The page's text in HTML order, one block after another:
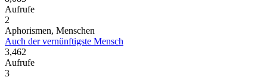
Aufrufe
2
Aphorismen, Menschen
Auch der vernünftigste Mensch
3,462
Aufrufe
3